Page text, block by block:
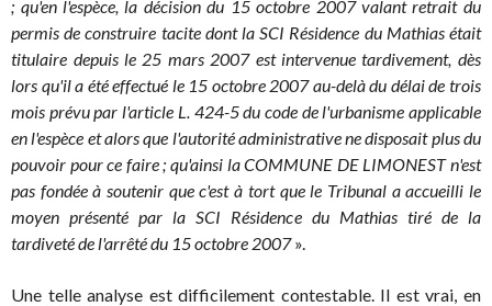
; qu'en l'espèce, la décision du 15 octobre 2007 valant retrait du
permis de construire tacite dont la SCI Résidence du Mathias était
titulaire depuis le 25 mars 2007 est intervenue tardivement, dès
lors qu'il a été effectué le 15 octobre 2007 au-delà du délai de trois
mois prévu par l'article L. 424-5 du code de l'urbanisme applicable
en l'espèce et alors que l'autorité administrative ne disposait plus du
pouvoir pour ce faire ; qu'ainsi la COMMUNE DE LIMONEST n'est
pas fondée à soutenir que c'est à tort que le Tribunal a accueilli le
moyen présenté par la SCI Résidence du Mathias tiré de la
tardiveté de l'arrêté du 15 octobre 2007».
Une telle analyse est difficilement contestable. Il est vrai, en